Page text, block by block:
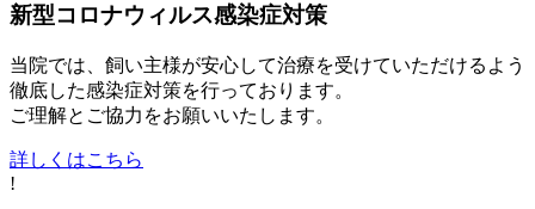
新型コロナウィルス感染症対策
当院では、飼い主様が安心して治療を受けていただけるよう
徹底した感染症対策を行っております。
ご理解とご協力をお願いいたします。
詳しくはこちら
!